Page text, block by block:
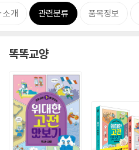
소개 관련분류 품목정보
똑똑교양